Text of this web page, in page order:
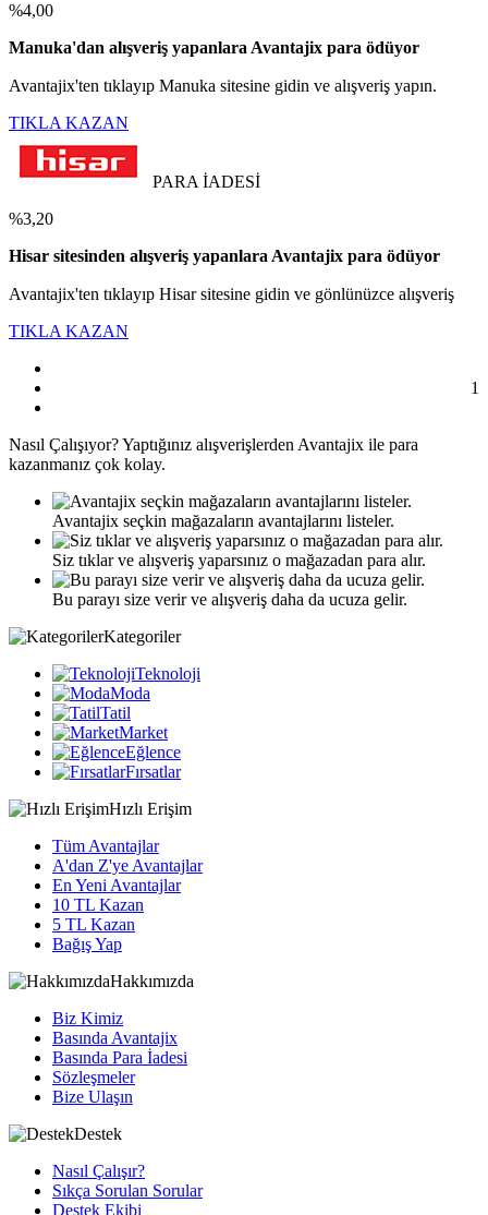
%4,00
Manuka'dan alışveriş yapanlara Avantajix para ödüyor
Avantajix'ten tıklayıp Manuka sitesine gidin ve alışveriş yapın.
TIKLA KAZAN
PARA İADESİ
%3,20
Hisar sitesinden alışveriş yapanlara Avantajix para ödüyor
Avantajix'ten tıklayıp Hisar sitesine gidin ve gönlünüzce alışveriş
TIKLA KAZAN
1
Nasıl Çalışıyor?Yaptığınız alışverişlerden Avantajix ile para
kazanmanız çok kolay.
Avantajix seçkin mağazaların avantajlarını listeler.
Siz tıklar ve alışveriş yaparsınız o mağazadan para alır.
Bu parayı size verir ve alışveriş daha da ucuza gelir.
Kategoriler
Teknoloji
Moda
Tatil
Market
Eğlence
Fırsatlar
Hızlı Erişim
Tüm Avantajlar
A'dan Z'ye Avantajlar
En Yeni Avantajlar
10 TL Kazan
5 TL Kazan
Bağış Yap
Hakkımızda
Biz Kimiz
Basında Avantajix
Basında Para İadesi
Sözleşmeler
Bize Ulaşın
Destek
Nasıl Çalışır?
Sıkça Sorulan Sorular
Destek Ekibi